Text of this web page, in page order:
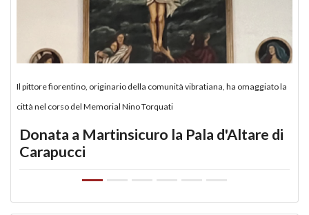
Il pittore fiorentino, originario della comunità vibratiana, ha omaggiato la
città nel corso del Memorial Nino Torquati
Donata a Martinsicuro la Pala d'Altare di
Carapucci